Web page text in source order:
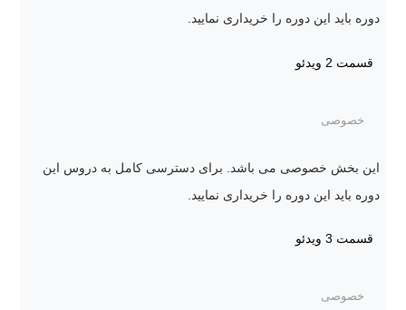
دوره باید این دوره را خریداری نمایید.
قسمت 2 ویدئو
خصوصی
این بخش خصوصی می باشد. برای دسترسی کامل به دروس این
دوره باید این دوره را خریداری نمایید.
قسمت 3 ویدئو
خصوصی